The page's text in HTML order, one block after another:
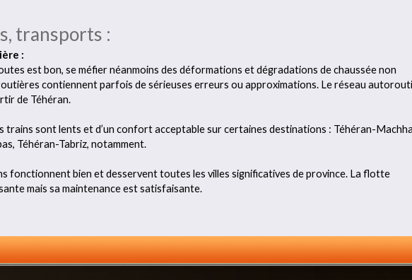
transports :
:
est bon, se méfier néanmoins des déformations et dégradations de chaussée non
contiennent parfois de sérieuses erreurs ou approximations. Le réseau
de Téhéran.
trains sont lents et d’un confort acceptable sur certaines destinations : Téhéran-
Téhéran-Tabriz, notamment.
fonctionnent bien et desservent toutes les villes significatives de province. La flotte
mais sa maintenance est satisfaisante.